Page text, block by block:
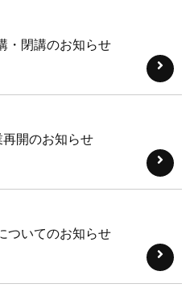
閉講のお知らせ
開のお知らせ
ついてのお知らせ